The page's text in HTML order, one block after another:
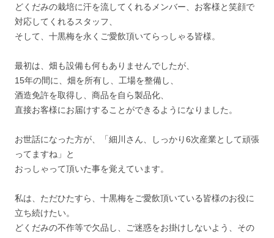
どくだみの栽培に汗を流してくれるメンバー、お客様と笑顔で
対応してくれるスタッフ、
そして、十黒梅を永くご愛飲頂いてらっしゃる皆様。
最初は、畑も設備も何もありませんでしたが、
15年の間に、畑を所有し、工場を整備し、
酒造免許を取得し、商品を自ら製品化、
直接お客様にお届けすることができるようになりました。
お世話になった方が、「細川さん、しっかり6次産業として頑張
ってますね」と
おっしゃって頂いた事を覚えています。
私は、ただひたすら、十黒梅をご愛飲頂いている皆様のお役に
立ち続けたい。
どくだみの不作等で欠品し、ご迷惑をお掛けしないよう、その